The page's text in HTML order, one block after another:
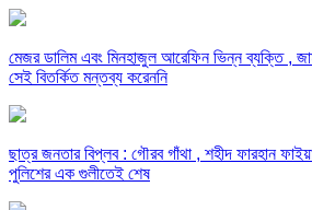
মেজর ডালিম এবং মিনহাজুল আরেফিন ভিন্ন ব্যক্তি ,
সেই বিতর্কিত মন্তব্য করেননি
ছাত্র জনতার বিপ্লব : গৌরব গাঁথা , শহীদ ফারহান
পুলিশের এক গুলীতেই শেষ